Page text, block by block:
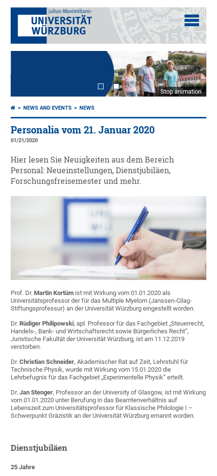
Stop animation
NEWS AND EVENTS NEWS
Personalia vom 21. Januar 2020
01/21/2020
Hier lesen Sie Neuigkeiten aus dem Bereich
Personal: Neueinstellungen, Dienstjubiläen,
Forschungsfreisemester und mehr.
Prof. Dr.Martin Kortüm ist mit Wirkung vom 01.01.2020 als
Universitätsprofessor der für das Multiple Myelom (Janssen-Cilag-
Stiftungsprofessur) an der Universität Würzburg eingestellt worden.
Dr.Rüdiger Philipowski, apl. Professor für das Fachgebiet „Steuerrecht,
Handels-, Bank- und Wirtschaftsrecht sowie Bürgerliches Recht“,
Juristische Fakultät der Universität Würzburg, ist am 11.12.2019
verstorben.
Dr.Christian Schneider, Akademischer Rat auf Zeit, Lehrstuhl für
Technische Physik, wurde mit Wirkung vom 15.01.2020 die
Lehrbefugnis für das Fachgebiet „Experimentelle Physik“ erteilt.
Dr.Jan Stenger, Professor an der University of Glasgow, ist mit Wirkung
vom 01.01.2020 unter Berufung in das Beamtenverhältnis auf
Lebenszeit zum Universitätsprofessor für Klassische Philologie I –
Schwerpunkt Gräzistik an der Universität Würzburg ernannt worden.
Dienstjubiläen
25 Jahre